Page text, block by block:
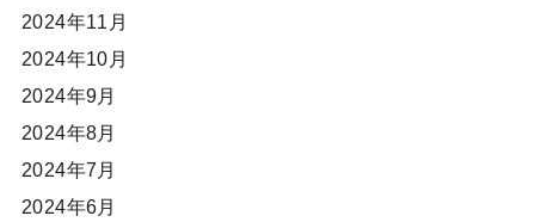
2024年11月
2024年10月
2024年9月
2024年8月
2024年7月
2024年6月